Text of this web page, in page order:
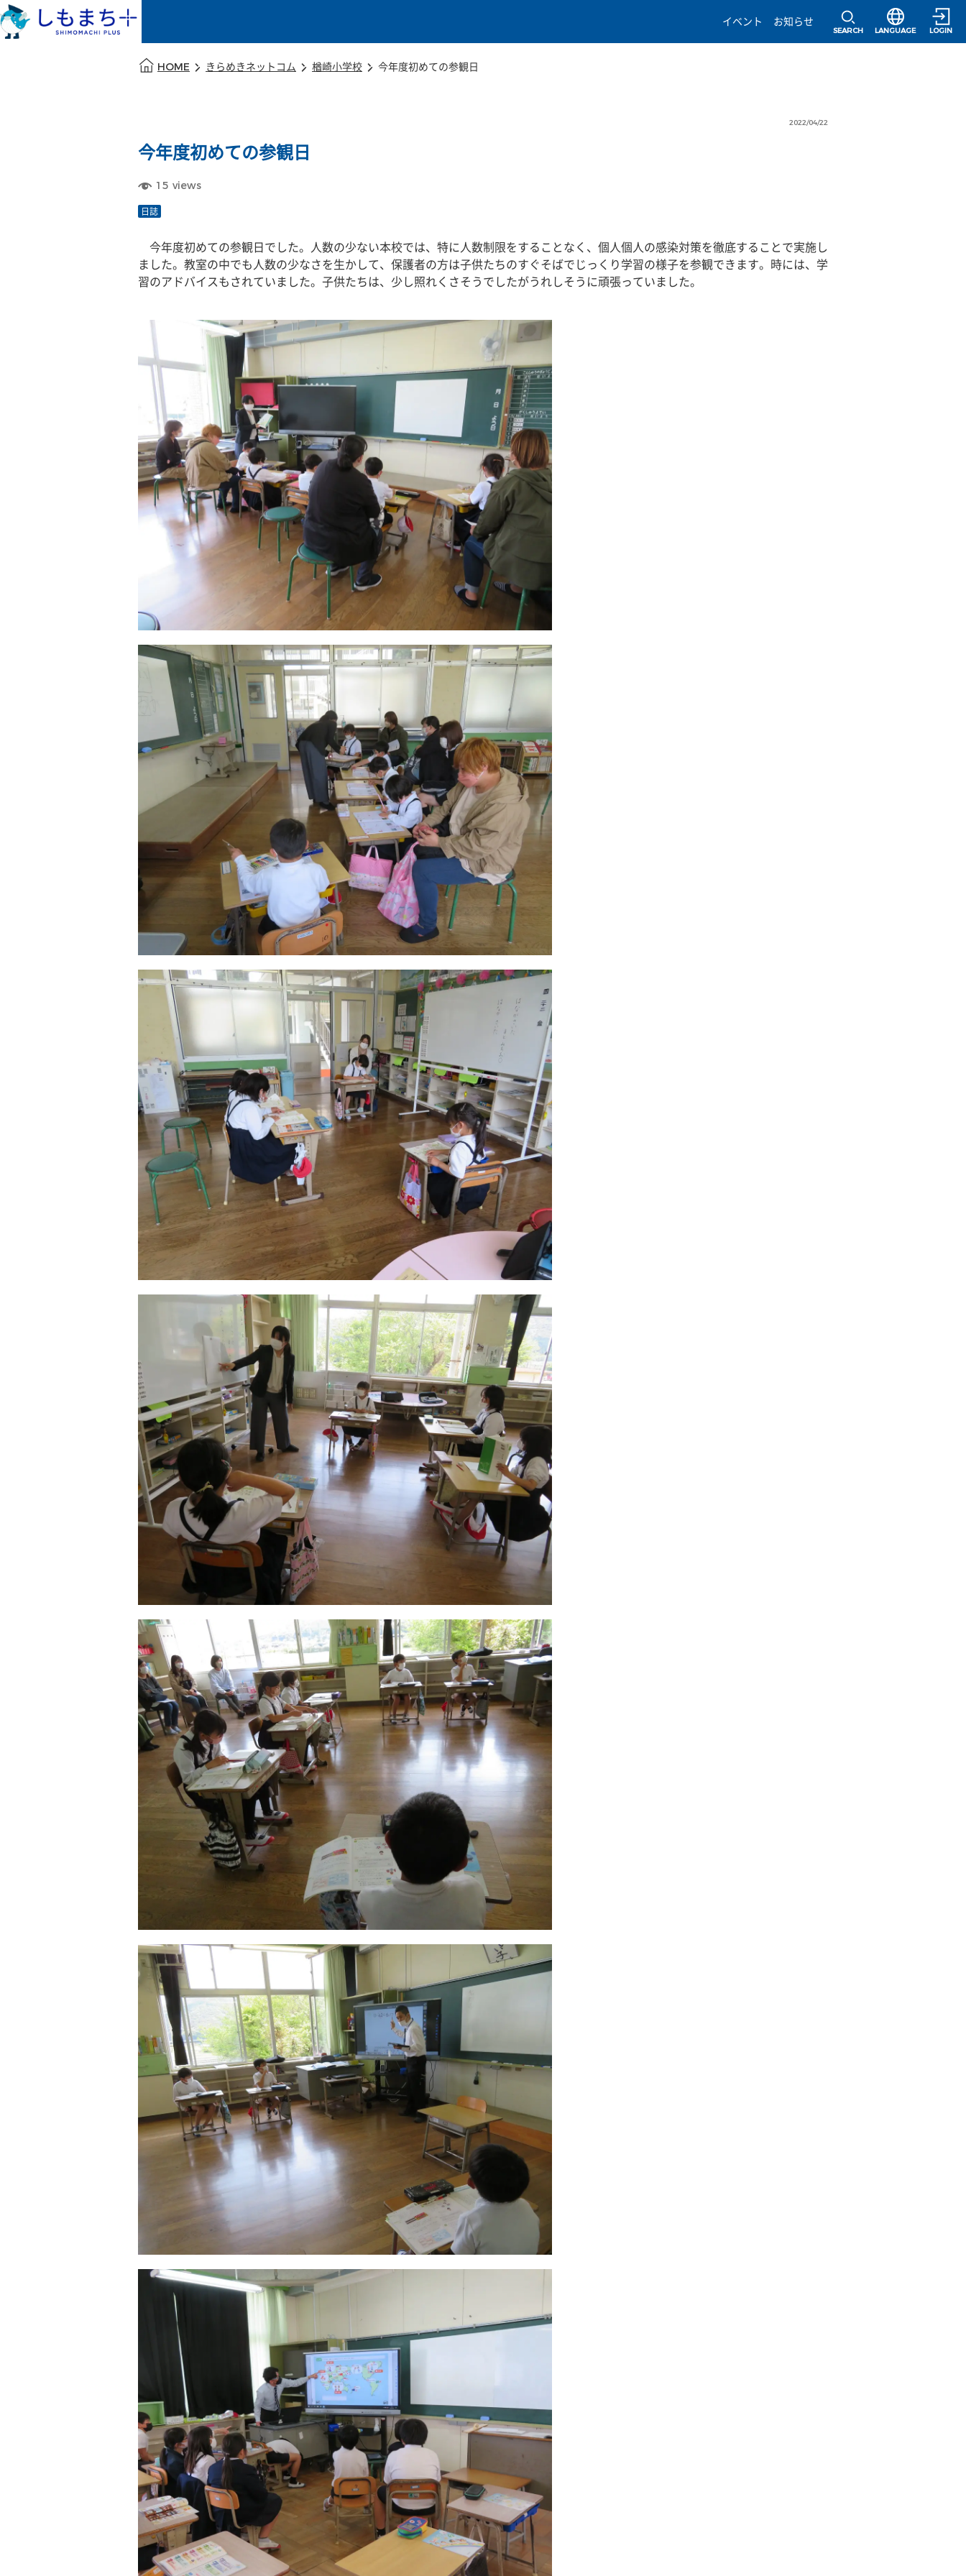
イベント
お知らせ
SEARCH
選択すると言語
LANGUAGE LOGIN
HOME きらめきネットコム 楢崎小学校 今年度初めての参観日
2022/04/22
今年度初めての参観日
15 views
日誌
今年度初めての参観日でした。人数の少ない本校では、特に人数制限をすることなく、個人個人の感染対策を徹底することで実施し
ました。教室の中でも人数の少なさを生かして、保護者の方は子供たちのすぐそばでじっくり学習の様子を参観できます。時には、学
習のアドバイスもされていました。子供たちは、少し照れくさそうでしたがうれしそうに頑張っていました。